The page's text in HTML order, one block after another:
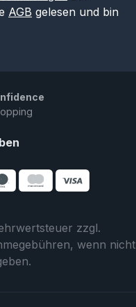
AGB gelesen und bin
zzgl.
wenn nicht